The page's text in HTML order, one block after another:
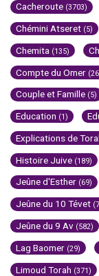
Cacheroute (3703)
Chémini Atseret (5)
Chemita (135)
Compte du Omer
Couple et Famille (5)
Education (1)
Explications de
Histoire Juive (189)
Jeûne d'Esther (69)
Jeûne du 10 Tévet
Jeûne du 9 Av (582)
Lag Baomer (29)
Limoud Torah (371)